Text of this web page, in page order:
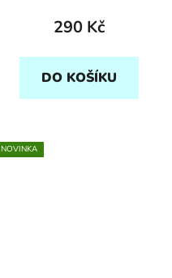
290 Kč
DO KOŠÍKU
NOVINKA